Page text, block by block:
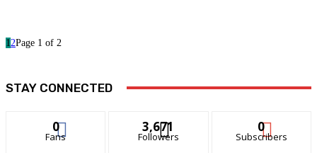
1 2Page 1 of 2
STAY CONNECTED
0
Fans
3,671
Followers
0
Subscribers